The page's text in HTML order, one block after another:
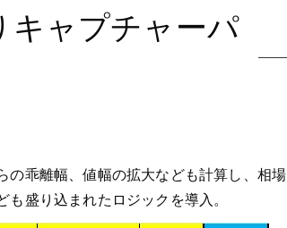
ャプチャーパ
乖離幅、値幅の拡大なども計算し、相場
盛り込まれたロジックを導入。